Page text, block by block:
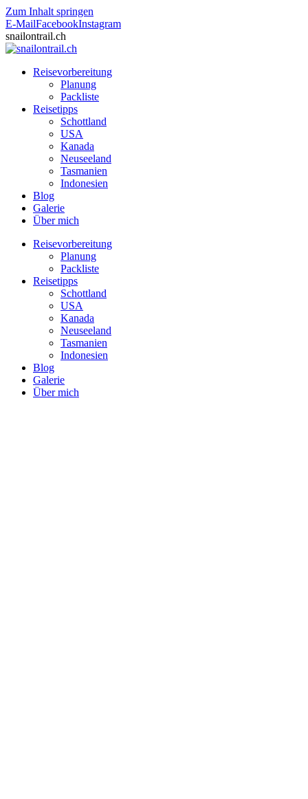
Zum Inhalt springen
E-MailFacebookInstagram
snailontrail.ch
Reisevorbereitung
Planung
Packliste
Reisetipps
Schottland
USA
Kanada
Neuseeland
Tasmanien
Indonesien
Blog
Galerie
Über mich
Reisevorbereitung
Planung
Packliste
Reisetipps
Schottland
USA
Kanada
Neuseeland
Tasmanien
Indonesien
Blog
Galerie
Über mich